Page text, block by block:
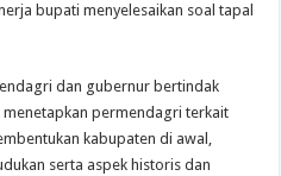
bupati menyelesaikan soal tapal
dan gubernur bertindak
permendagri terkait
kabupaten di awal,
serta aspek historis dan